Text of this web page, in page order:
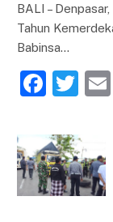
BALI –
Tahun
Babinsa…
F
c
e
b
T
itt
er